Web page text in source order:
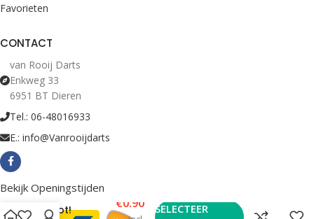
Favorieten
CONTACT
van Rooij Darts
Enkweg 33
6951 BT Dieren
Tel.: 06-48016933
E.: info@Vanrooijdarts
Bekijk Openingstijden
Shot!
€0.90
SELECTEER